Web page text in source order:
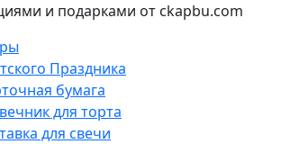
и подарками от ckapbu.com
Праздника
бумага
для торта
для свечи